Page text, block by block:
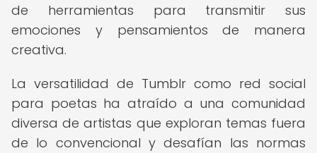
de herramientas para transmitir sus
emociones y pensamientos de manera
creativa.
La versatilidad de Tumblr como red social
para poetas ha atraído a una comunidad
diversa de artistas que exploran temas fuera
de lo convencional y desafían las normas